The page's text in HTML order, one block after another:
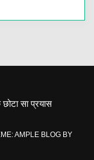
सा प्रयास
AMPLE BLOG BY